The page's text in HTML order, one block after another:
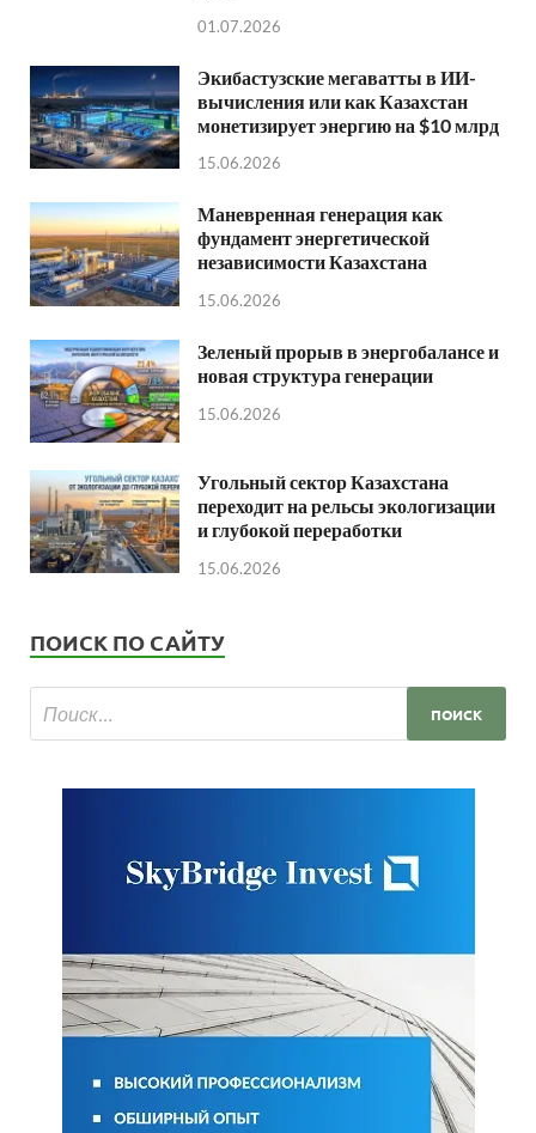
01.07.2026
Экибастузские мегаватты в ИИ-
вычисления или как Казахстан
монетизирует энергию на $10 млрд
15.06.2026
Маневренная генерация как
фундамент энергетической
независимости Казахстана
15.06.2026
Зеленый прорыв в энергобалансе и
новая структура генерации
15.06.2026
Угольный сектор Казахстана
переходит на рельсы экологизации
и глубокой переработки
15.06.2026
ПОИСК ПО САЙТУ